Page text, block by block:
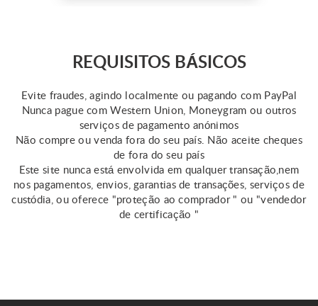
vary by state. Online
resources provide some
...
REQUISITOS BÁSICOS
Evite fraudes, agindo localmente ou pagando com PayPal
Nunca pague com Western Union, Moneygram ou outros
serviços de pagamento anónimos
Não compre ou venda fora do seu país. Não aceite cheques
de fora do seu país
Este site nunca está envolvida em qualquer transação,nem
nos pagamentos, envios, garantias de transações, serviços de
custódia, ou oferece "proteção ao comprador " ou "vendedor
de certificação "